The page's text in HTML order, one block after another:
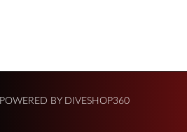
POWERED BY DIVESHOP360